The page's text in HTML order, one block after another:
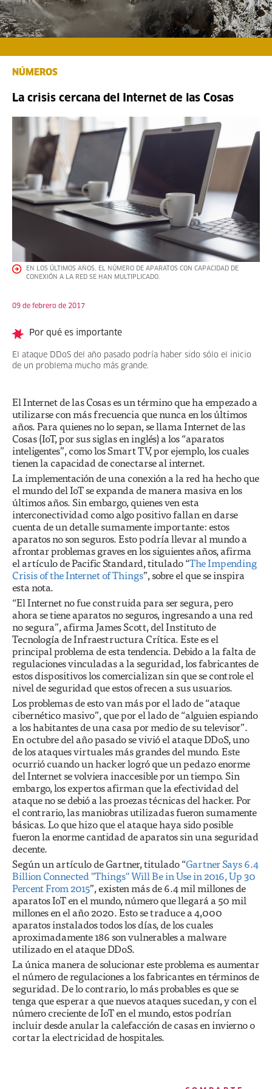
NÚMEROS
La crisis cercana del Internet de las Cosas
EN LOS ÚLTIMOS AÑOS, EL NÚMERO DE APARATOS CON CAPACIDAD DE
CONEXIÓN A LA RED SE HAN MULTIPLICADO.
09 de febrero de 2017
Por qué es importante
El ataque DDoS del año pasado podría haber sido sólo el inicio
de un problema mucho más grande.
El Internet de las Cosas es un término que ha empezado a
utilizarse con más frecuencia que nunca en los últimos
años. Para quienes no lo sepan, se llama Internet de las
Cosas (IoT, por sus siglas en inglés) a los “aparatos
inteligentes”, como los Smart TV, por ejemplo, los cuales
tienen la capacidad de conectarse al internet.
La implementación de una conexión a la red ha hecho que
el mundo del IoT se expanda de manera masiva en los
últimos años. Sin embargo, quienes ven esta
interconectividad como algo positivo fallan en darse
cuenta de un detalle sumamente importante: estos
aparatos no son seguros. Esto podría llevar al mundo a
afrontar problemas graves en los siguientes años, afirma
el artículo de Pacific Standard, titulado “The Impending
Crisis of the Internet of Things”, sobre el que se inspira
esta nota.
“El Internet no fue construida para ser segura, pero
ahora se tiene aparatos no seguros, ingresando a una red
no segura”, afirma James Scott, del Instituto de
Tecnología de Infraestructura Crítica. Este es el
principal problema de esta tendencia. Debido a la falta de
regulaciones vinculadas a la seguridad, los fabricantes de
estos dispositivos los comercializan sin que se controle el
nivel de seguridad que estos ofrecen a sus usuarios.
Los problemas de esto van más por el lado de “ataque
cibernético masivo”, que por el lado de “alguien espiando
a los habitantes de una casa por medio de su televisor”.
En octubre del año pasado se vivió el ataque DDoS, uno
de los ataques virtuales más grandes del mundo. Este
ocurrió cuando un hacker logró que un pedazo enorme
del Internet se volviera inaccesible por un tiempo. Sin
embargo, los expertos afirman que la efectividad del
ataque no se debió a las proezas técnicas del hacker. Por
el contrario, las maniobras utilizadas fueron sumamente
básicas. Lo que hizo que el ataque haya sido posible
fueron la enorme cantidad de aparatos sin una seguridad
decente.
Según un artículo de Gartner, titulado “Gartner Says 6.4
Billion Connected "Things" Will Be in Use in 2016, Up 30
Percent From 2015”, existen más de 6.4 mil millones de
aparatos IoT en el mundo, número que llegará a 50 mil
millones en el año 2020. Esto se traduce a 4,000
aparatos instalados todos los días, de los cuales
aproximadamente 186 son vulnerables a malware
utilizado en el ataque DDoS.
La única manera de solucionar este problema es aumentar
el número de regulaciones a los fabricantes en términos de
seguridad. De lo contrario, lo más probables es que se
tenga que esperar a que nuevos ataques sucedan, y con el
número creciente de IoT en el mundo, estos podrían
incluir desde anular la calefacción de casas en invierno o
cortar la electricidad de hospitales.